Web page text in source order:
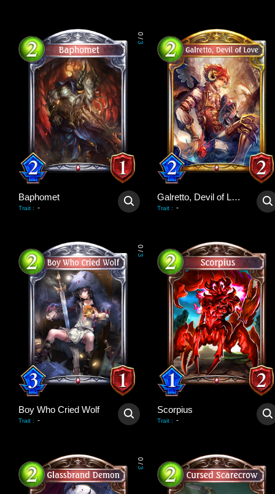
0
/
3
Baphomet
Trait : -
Galretto, Devil of Love
Trait : -
0
/
3
Boy Who Cried Wolf
Trait : -
Scorpius
Trait : -
0
/
3